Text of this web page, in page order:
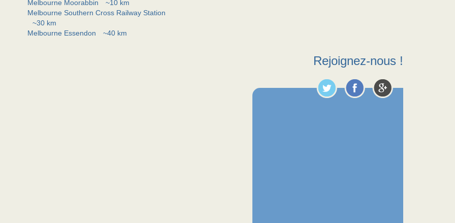
Melbourne Moorabbin
~10 km
Melbourne Southern Cross Railway Station
~30 km
Melbourne Essendon
~40 km
Rejoignez-nous !